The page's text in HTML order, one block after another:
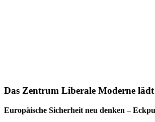
Das Zentrum Liberale Moderne
Europäische Sicherheit neu denken –